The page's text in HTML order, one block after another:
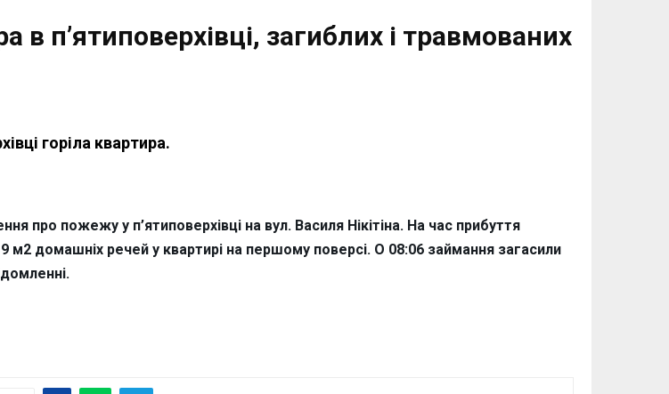
п’ятиповерхівці, загиблих і травмованих
горіла квартира.
про пожежу у п’ятиповерхівці на вул. Василя Нікітіна. На час прибуття
домашніх речей у квартирі на першому поверсі. О 08:06 займання загасили